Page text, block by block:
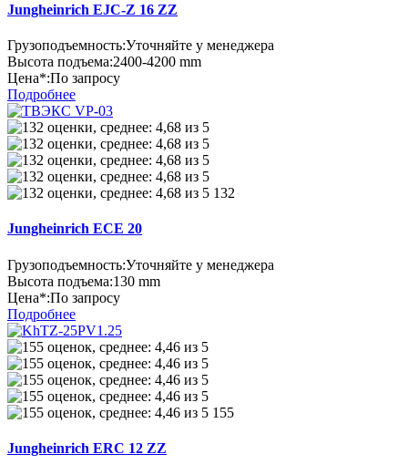
Jungheinrich EJC-Z 16 ZZ
Грузоподъемность:Уточняйте у менеджера
Высота подъема:2400-4200 mm
Цена*:По запросу
Подробнее
132
Jungheinrich ECE 20
Грузоподъемность:Уточняйте у менеджера
Высота подъема:130 mm
Цена*:По запросу
Подробнее
155
Jungheinrich ERC 12 ZZ